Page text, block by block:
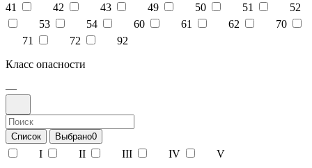
41
42 43 49 50 51
52
53
54 60 61 62
70
71
72
92
Класс опасности
—
Список Выбрано0
I II III IV
V